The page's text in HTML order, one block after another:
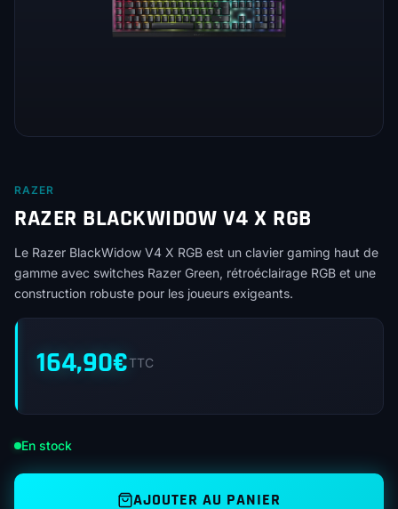
RAZER
RAZER BLACKWIDOW V4 X RGB
Le Razer BlackWidow V4 X RGB est un clavier gaming haut de
gamme avec switches Razer Green, rétroéclairage RGB et une
construction robuste pour les joueurs exigeants.
164,90€TTC
En stock
AJOUTER AU PANIER